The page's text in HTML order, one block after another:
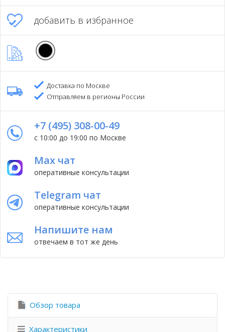
добавить в избранное
Доставка по Москве
Отправляем в регионы России
+7 (495) 308-00-49
с 10:00 до 19:00 по Москве
Max чат
оперативные консультации
Telegram чат
оперативные консультации
Напишите нам
отвечаем в тот же день
Обзор товара
Характеристики